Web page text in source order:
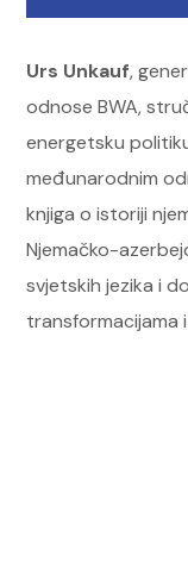
Urs Unkauf,
odnose BWA,
energetsku
međunarodnim
knjiga o istoriji
Njemačko-
svjetskih jezika i
transformacijama